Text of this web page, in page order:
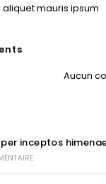
mauris ipsum
Aucun
inceptos